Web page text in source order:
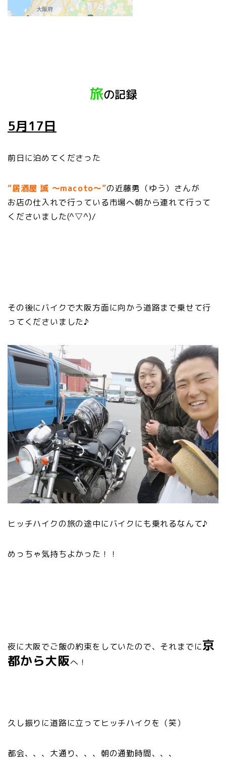
旅の記録
5月17日
前日に泊めてくださった
“居酒屋 誠 ～macoto～”の近藤勇（ゆう）さんが
お店の仕入れで行っている市場へ朝から連れて行って
くださいました(^▽^)/
その後にバイクで大阪方面に向かう道路まで乗せて行
ってくださいました♪
ヒッチハイクの旅の途中にバイクにも乗れるなんて♪
めっちゃ気持ちよかった！！
夜に大阪でご飯の約束をしていたので、それまでに京
都から大阪へ！
久し振りに道路に立ってヒッチハイクを（笑）
都会、、、大通り、、、朝の通勤時間、、、